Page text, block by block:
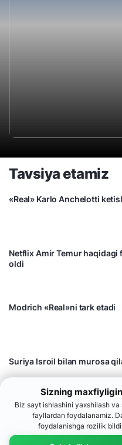
Sizning
Biz sayt ishlashini yaxshilash
fayllardan foydalanamiz.
foydalanishga rozilik
Tavsiya etamiz
«Real» Karlo Anchelotti
Netflix Amir Temur haqidagi
oldi
Modrich «Real»ni tark etadi
Suriya Isroil bilan murosa